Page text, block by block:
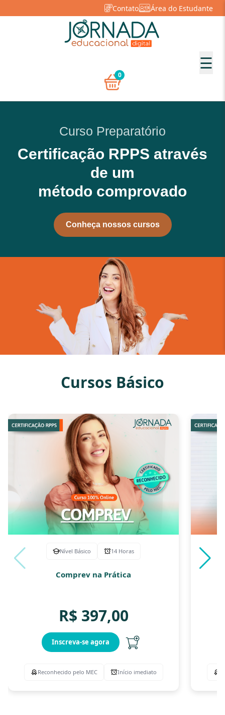
Contato Área do Estudante
☰
0
Curso Preparatório
Certificação RPPS através
de um
método comprovado
Conheça nossos cursos
Cursos Básico
Nível Básico 14 Horas
Comprev na Prática
R$ 397,00
Inscreva-se agora
Reconhecido pelo MEC Início imediato